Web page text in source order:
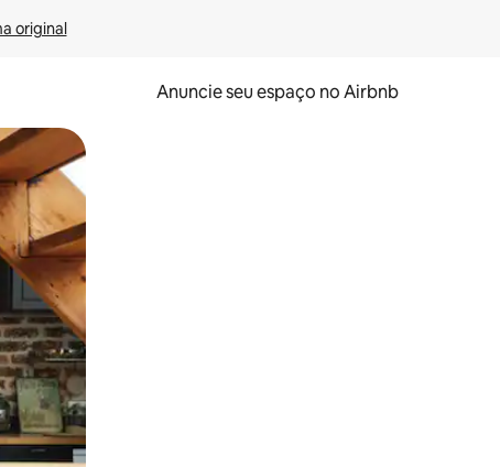
original
Anuncie seu espaço no Airbnb
o dedo na tela.